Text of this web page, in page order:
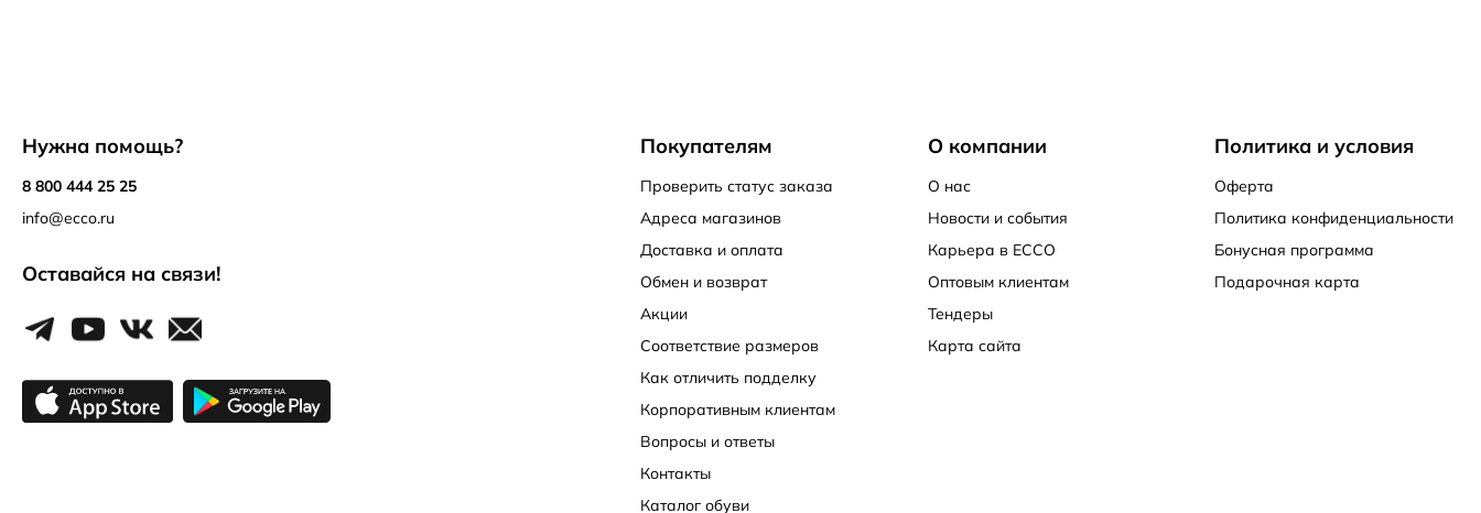
Нужна помощь?
8 800 444 25 25
info@ecco.ru
Оставайся на связи!
Политика и условия
Оферта
Политика конфиденциальности
Бонусная программа
Подарочная карта
О компании
О нас
Новости и события
Карьера в ECCO
Оптовым клиентам
Тендеры
Карта сайта
Покупателям
Проверить статус заказа
Адреса магазинов
Доставка и оплата
Обмен и возврат
Акции
Соответствие размеров
Как отличить подделку
Корпоративным клиентам
Вопросы и ответы
Контакты
Каталог обуви